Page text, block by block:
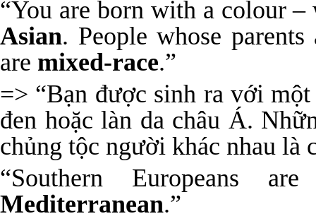
“You are born with a colour
Asian. People whose
are mixed-race.”
=> “Bạn được sinh ra với
đen hoặc làn da châu Á.
chủng tộc người khác nhau là
“Southern Europeans
Mediterranean.”